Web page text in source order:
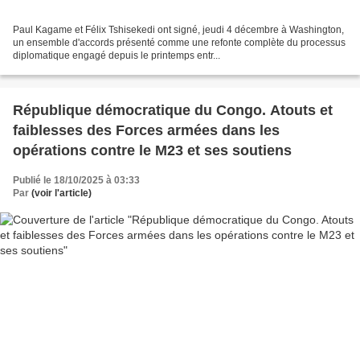
Paul Kagame et Félix Tshisekedi ont signé, jeudi 4 décembre à Washington,
un ensemble d'accords présenté comme une refonte complète du processus
diplomatique engagé depuis le printemps entr...
République démocratique du Congo. Atouts et
faiblesses des Forces armées dans les
opérations contre le M23 et ses soutiens
Publié le 18/10/2025 à 03:33
Par (voir l'article)